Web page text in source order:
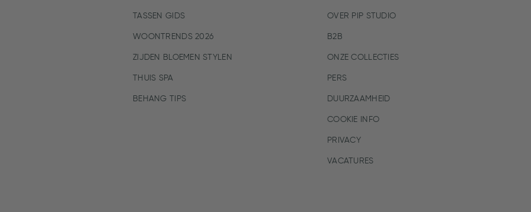
TASSEN GIDS
WOONTRENDS 2026
ZIJDEN BLOEMEN STYLEN
THUIS SPA
BEHANG TIPS
OVER PIP STUDIO
B2B
ONZE COLLECTIES
PERS
DUURZAAMHEID
COOKIE INFO
PRIVACY
VACATURES